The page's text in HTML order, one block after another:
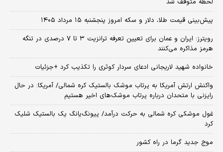
لحظه متوقف شد
پیش‌بینی قیمت طلا، دلار و سکه امروز پنجشنبه ۱۵ مرداد ۱۴۰۵
رویترز: ایران و عمان برای تعیین تعرفه ترانزیت ۳ تا ۷ درصدی در تنگه
هرمز مذاکره می‌کنند
خانواده شهید لاریجانی ادعای سردار کوثری را تکذیب کرد +جزئیات
واکنش ارتش آمریکا به پرتاب موشک بالستیک کره شمالی/ آمریکا: در حال
رایزنی با متحدان درباره پرتاب موشک‌های اخیر هستیم
غول موشکی کره شمالی به حرکت درآمد/ پیونگ‌یانگ یک بالستیک شلیک
کرد
موج جدید گرما در راه کشور